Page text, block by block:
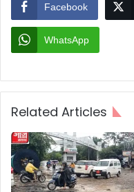
Facebook
WhatsApp
Related Articles